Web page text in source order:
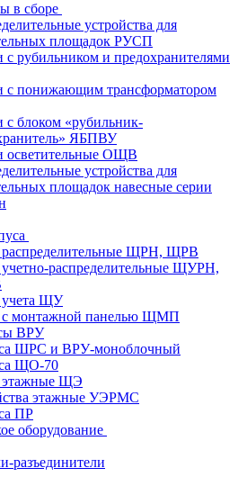
в сборе
устройства для
площадок РУСП
рубильником и предохранителями
с понижающим трансформатором
блоком «рубильник-
ЯБПВУ
осветительные ОЩВ
устройства для
площадок навесные серии
ЩРН, ЩРВ
распределительные ЩУРН,
ЩУ
монтажной панелью ЩМП
ВРУ
ШРС и ВРУ-моноблочный
ЩО-70
ЩЭ
этажные УЭРМС
ПР
оборудование
разъединители